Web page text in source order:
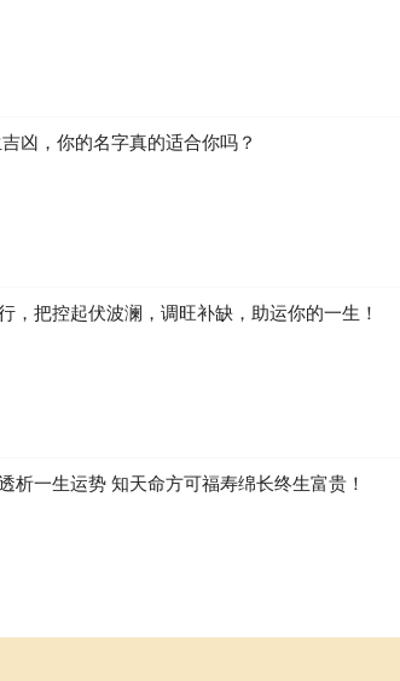
凶，你的名字真的适合你吗？
，把控起伏波澜，调旺补缺，助运你的一生！
析一生运势 知天命方可福寿绵长终生富贵！